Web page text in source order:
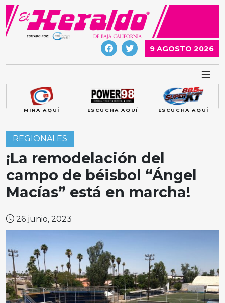
Skip
content
9 AGOSTO 2026
MIRA AQUÍ ESCUCHA AQUÍ ESCUCHA AQUÍ
REGIONALES
¡La remodelación del
campo de béisbol “Ángel
Macías” está en marcha!
26 junio, 2023